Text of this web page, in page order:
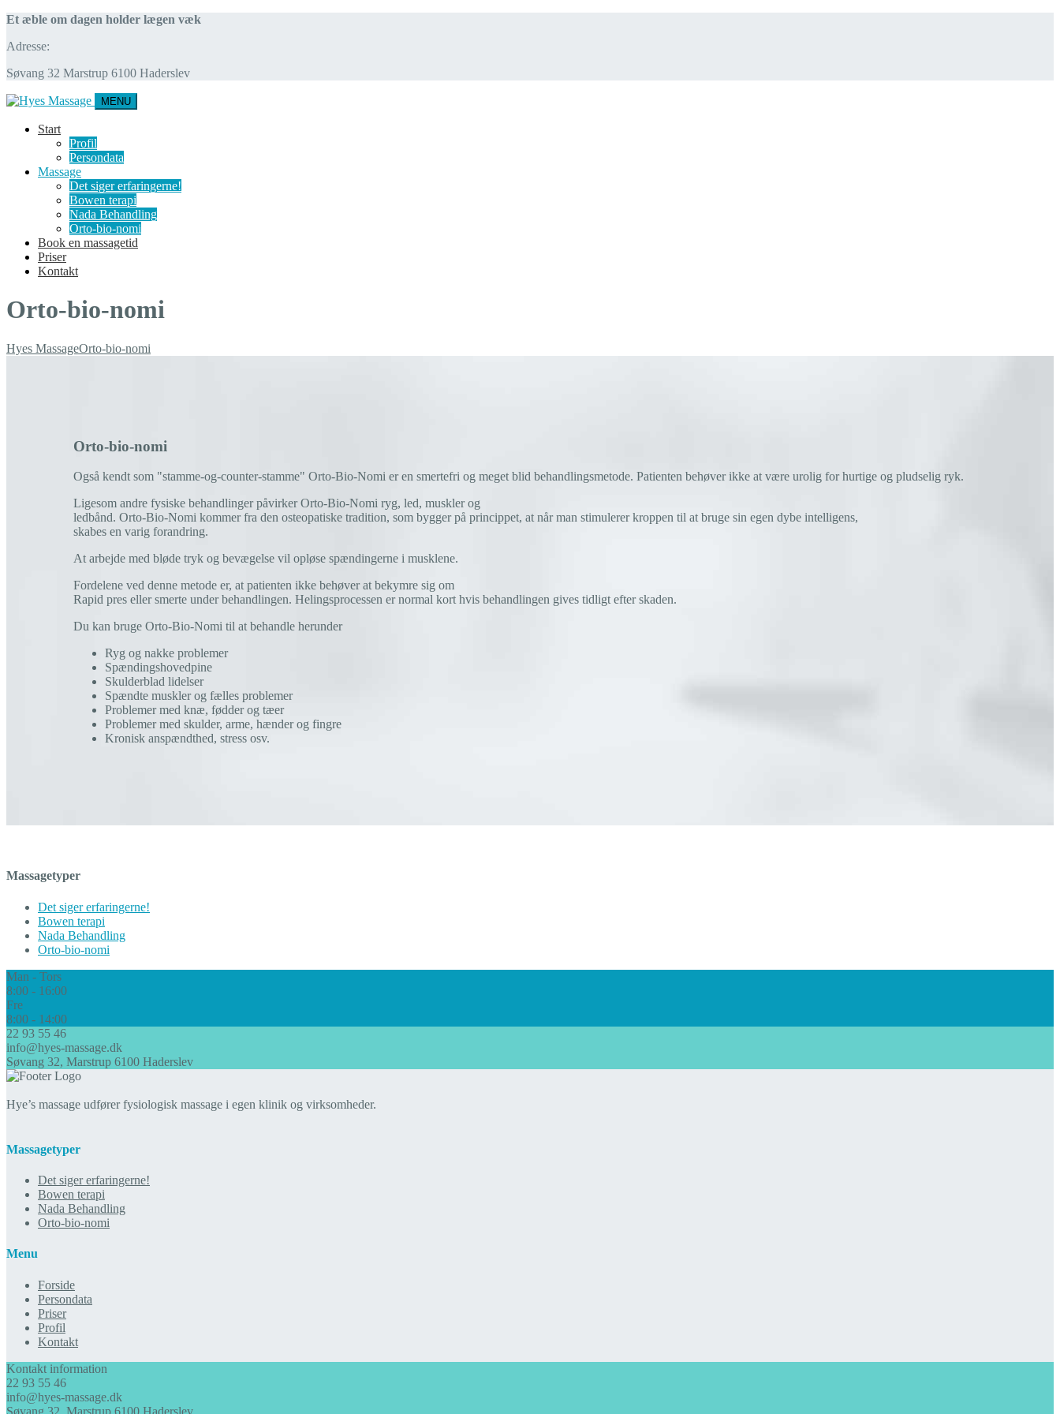
Et æble om dagen holder lægen væk
Adresse:
Søvang 32 Marstrup 6100 Haderslev
MENU
Start
Profil
Persondata
Massage
Det siger erfaringerne!
Bowen terapi
Nada Behandling
Orto-bio-nomi
Book en massagetid
Priser
Kontakt
Orto-bio-nomi
Hyes MassageOrto-bio-nomi
Orto-bio-nomi
Også kendt som "stamme-og-counter-stamme" Orto-Bio-Nomi er en smertefri og meget blid behandlingsmetode. Patienten behøver ikke at være urolig for hurtige og pludselig ryk.
Ligesom andre fysiske behandlinger påvirker Orto-Bio-Nomi ryg, led, muskler og
ledbånd. Orto-Bio-Nomi kommer fra den osteopatiske tradition, som bygger på princippet, at når man stimulerer kroppen til at bruge sin egen dybe intelligens,
skabes en varig forandring.
At arbejde med bløde tryk og bevægelse vil opløse spændingerne i musklene.
Fordelene ved denne metode er, at patienten ikke behøver at bekymre sig om
Rapid pres eller smerte under behandlingen. Helingsprocessen er normal kort hvis behandlingen gives tidligt efter skaden.
Du kan bruge Orto-Bio-Nomi til at behandle herunder
Ryg og nakke problemer
Spændingshovedpine
Skulderblad lidelser
Spændte muskler og fælles problemer
Problemer med knæ, fødder og tæer
Problemer med skulder, arme, hænder og fingre
Kronisk anspændthed, stress osv.
Massagetyper
Det siger erfaringerne!
Bowen terapi
Nada Behandling
Orto-bio-nomi
Man - Tors
8:00 - 16:00
Fre
8:00 - 14:00
22 93 55 46
info@hyes-massage.dk
Søvang 32, Marstrup 6100 Haderslev
Hye’s massage udfører fysiologisk massage i egen klinik og virksomheder.
Massagetyper
Det siger erfaringerne!
Bowen terapi
Nada Behandling
Orto-bio-nomi
Menu
Forside
Persondata
Priser
Profil
Kontakt
Kontakt information
22 93 55 46
info@hyes-massage.dk
Søvang 32, Marstrup 6100 Haderslev